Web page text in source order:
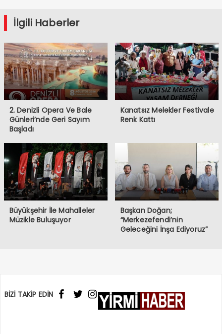
İlgili Haberler
2. Denizli Opera Ve Bale
Günleri’nde Geri Sayım
Başladı
Kanatsız Melekler Festivale
Renk Kattı
Büyükşehir İle Mahalleler
Müzikle Buluşuyor
Başkan Doğan;
“Merkezefendi’nin
Geleceğini İnşa Ediyoruz”
BİZİ TAKİP EDİN